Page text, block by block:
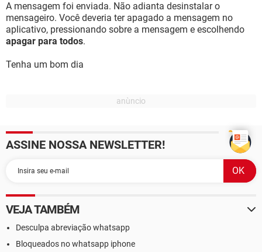
A mensagem foi enviada. Não adianta desinstalar o
mensageiro. Você deveria ter apagado a mensagem no
aplicativo, pressionando sobre a mensagem e escolhendo
apagar para todos.
Tenha um bom dia
ASSINE NOSSA NEWSLETTER!
VEJA TAMBÉM
Desculpa abreviação whatsapp
Bloqueados no whatsapp iphone